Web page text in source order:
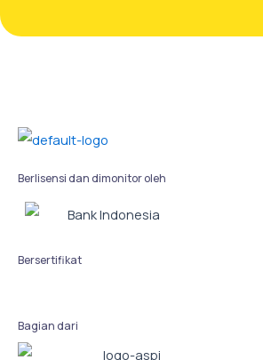
Berlisensi dan dimonitor oleh
Bersertifikat
Bagian dari